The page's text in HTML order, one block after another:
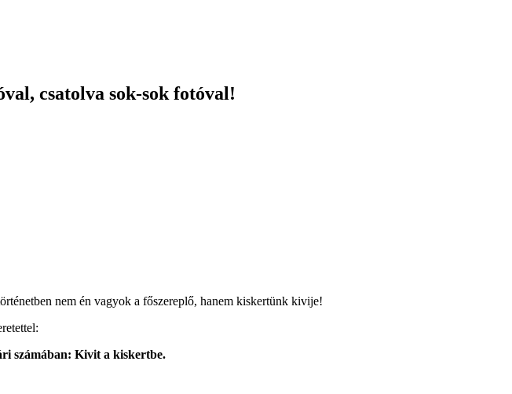
csatolva sok-sok fotóval!
nem én vagyok a főszereplő, hanem kiskertünk kivije!
számában: Kivit a kiskertbe.